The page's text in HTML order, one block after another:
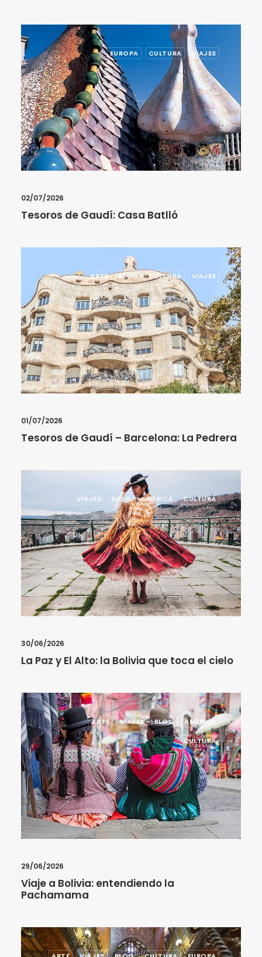
EUROPA CULTURA VIAJES
02/07/2026
Tesoros de Gaudí: Casa Batlló
ARTE BLOG CULTURA VIAJES
01/07/2026
Tesoros de Gaudí – Barcelona: La Pedrera
VIAJES BLOG AMÉRICA CULTURA
30/06/2026
La Paz y El Alto: la Bolivia que toca el cielo
ARTE VIAJES BLOG AMÉRICA
CULTURA
29/06/2026
Viaje a Bolivia: entendiendo la
Pachamama